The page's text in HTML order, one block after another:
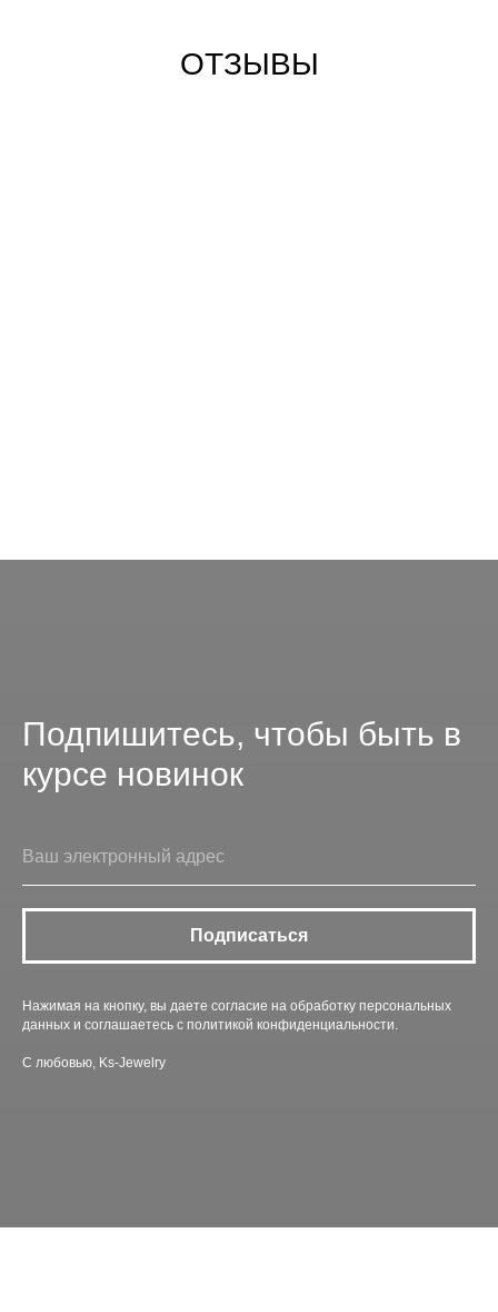
ОТЗЫВЫ
Подпишитесь, чтобы быть в
курсе новинок
Подписаться
Нажимая на кнопку, вы даете согласие на обработку персональных
данных и соглашаетесь c политикой конфиденциальности.
С любовью, Ks-Jewelry